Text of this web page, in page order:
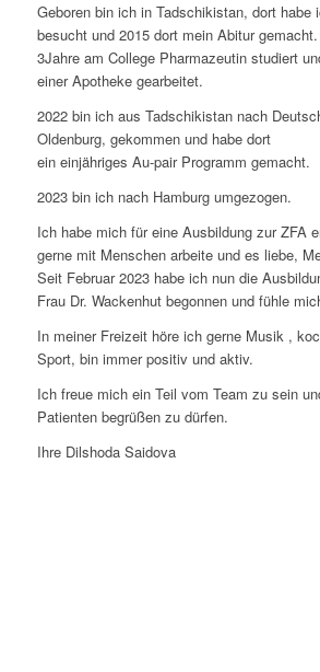
Geboren bin ich in Tadschikistan, dort habe
besucht und 2015 dort mein Abitur
3Jahre am College Pharmazeutin studiert
einer Apotheke gearbeitet.
2022 bin ich aus Tadschikistan nach
Oldenburg, gekommen und habe dort
ein einjähriges Au-pair Programm gemacht.
2023 bin ich nach Hamburg umgezogen.
Ich habe mich für eine Ausbildung zur ZFA
gerne mit Menschen arbeite und es liebe,
Seit Februar 2023 habe ich nun die
Frau Dr. Wackenhut begonnen und fühle
In meiner Freizeit höre ich gerne Musik ,
Sport, bin immer positiv und aktiv.
Ich freue mich ein Teil vom Team zu sein
Patienten begrüßen zu dürfen.
Ihre Dilshoda Saidova